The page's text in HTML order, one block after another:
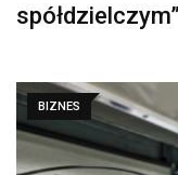
spółdzielczym”
BIZNES